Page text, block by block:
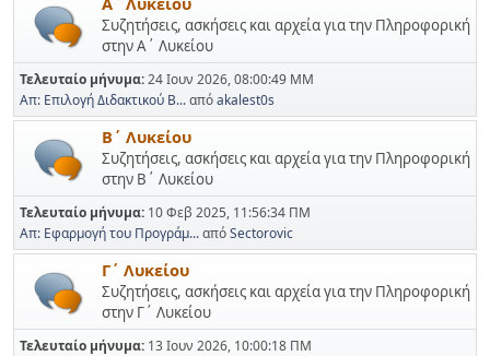
Συζητήσεις, ασκήσεις και αρχεία για την Πληροφορική
στην Α΄ Λυκείου
Τελευταίο μήνυμα:24 Ιουν 2026, 08:00:49 ΜΜ
Απ: Επιλογή Διδακτικού Β...απόakalest0s
Β΄ Λυκείου
Συζητήσεις, ασκήσεις και αρχεία για την Πληροφορική
στην Β΄ Λυκείου
Τελευταίο μήνυμα: 10 Φεβ 2025, 11:56:34 ΠΜ
Απ: Εφαρμογή του Προγράμ...απόSectorovic
Γ΄ Λυκείου
Συζητήσεις, ασκήσεις και αρχεία για την Πληροφορική
στην Γ΄ Λυκείου
Τελευταίο μήνυμα: 13 Ιουν 2026, 10:00:18 ΠΜ